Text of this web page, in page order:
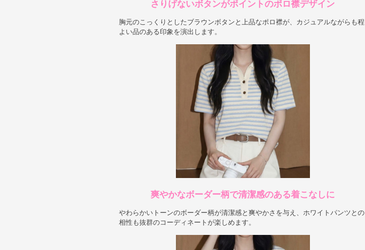
さりげないボタンがポイントのポロ襟デザイン
胸元のこっくりとしたブラウンボタンと上品なポロ襟が、カジュアルながらも程
よい品のある印象を演出します。
爽やかなボーダー柄で清潔感のある着こなしに
やわらかいトーンのボーダー柄が清潔感と爽やかさを与え、ホワイトパンツとの
相性も抜群のコーディネートが楽しめます。